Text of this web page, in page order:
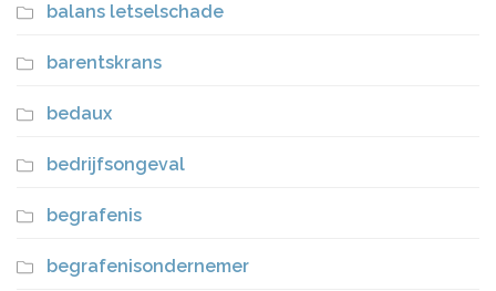
balans letselschade
barentskrans
bedaux
bedrijfsongeval
begrafenis
begrafenisondernemer